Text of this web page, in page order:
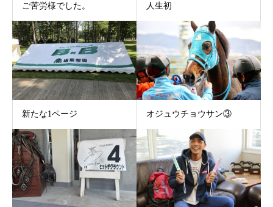
ご苦労様でした。 人生初
新たな1ページ オジュウチョウサン③